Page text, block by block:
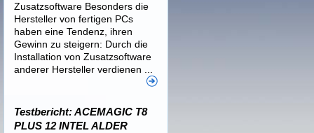
Zusatzsoftware Besonders die
Hersteller von fertigen PCs
haben eine Tendenz, ihren
Gewinn zu steigern: Durch die
Installation von Zusatzsoftware
anderer Hersteller verdienen ...
Testbericht: ACEMAGIC T8
PLUS 12 INTEL ALDER